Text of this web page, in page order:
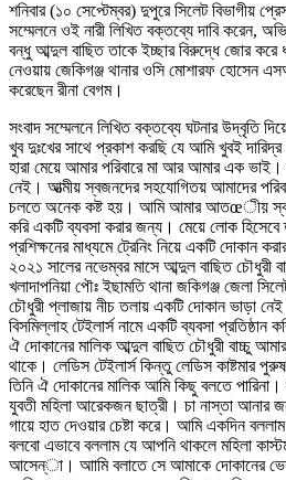
শনিবার (১০ সেপ্টেম্বর) দুপুরে সিলেট বিভাগীয়
সম্মেলনে ওই নারী লিখিত বক্তব্যে দাবি করেন,
বন্ধু আব্দুল বাছিত তাকে ইচ্ছার বিরুদ্ধে জোর করে
নেওয়ায় জেকিগঞ্জ থানার ওসি মোশারফ হোসেন
করেছেন রীনা বেগম।
সংবাদ সম্মেলনে লিখিত বক্তব্যে ঘটনার উদ্বৃতি
খুব দুঃখের সাথে প্রকাশ করছি যে আমি খুবই দারিদ্র
হারা মেয়ে আমার পরিবারে মা আর আমার এক
নেই। আত্মীয় স্বজনদের সহযোগিতয় আমাদের
চলতে অনেক কষ্ট হয়। আমি আমার আতœীয়
করি একটি ব্যবসা করার জন্য। মেয়ে লোক হিসেবে
প্রশিক্ষনের মাধ্যমে ট্রেনিং নিয়ে একটি দোকান
২০২১ সালের নভেম্বর মাসে আব্দুল বাছিত চৌধুরী
খলাদাপনিয়া পৌঃ ইছামতি থানা জকিগঞ্জ জেলা
চৌধুরী প্লাজায় নীচ তলায় একটি দোকান ভাড়া
বিসমিল্লাহ টেইলার্স নামে একটি ব্যবসা
ঐ দোকানের মালিক আব্দুল বাছিত চৌধুরী বাচ্চু
থাকে। লেডিস টেইলার্স কিন্তু লেডিস কাষ্টমার
তিনি ঐ দোকানের মালিক আমি কিছু বলতে
যুবতী মহিলা আরেকজন ছাত্রী। চা নাস্তা আনার
গায়ে হাত দেওয়ার চেষ্টা করে। আমি একদিন
বলবো এভাবে বললাম যে আপনি থাকলে মহিলা
আসেন্া। আামি বলাতে সে আমাকে দোকানের